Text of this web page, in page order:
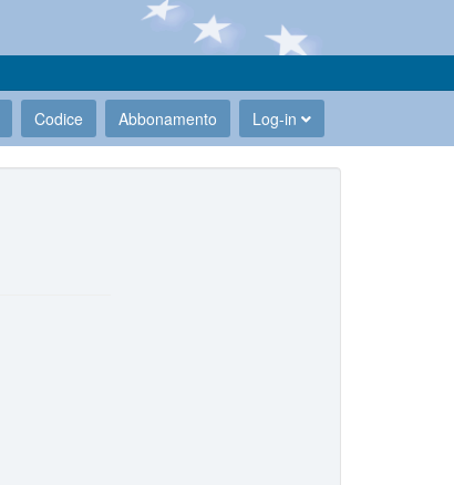
Codice Abbonamento Log-in